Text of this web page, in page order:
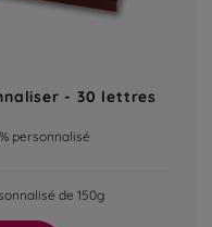
- 30 lettres
personnalisé
de 150g